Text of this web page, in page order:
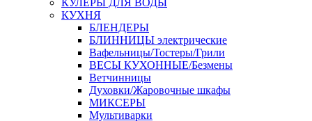
КУЛЕРЫ ДЛЯ ВОДЫ
КУХНЯ
БЛЕНДЕРЫ
БЛИННИЦЫ электрические
Вафельницы/Тостеры/Грили
ВЕСЫ КУХОННЫЕ/Безмены
Ветчинницы
Духовки/Жаровочные шкафы
МИКСЕРЫ
Мультиварки